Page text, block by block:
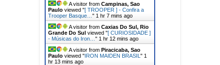
A visitor from Campinas, Sao
Paulo viewed "[ TROOPER ] - Confira a
Trooper Basque… " 1 hr 7 mins ago
A visitor from Caxias Do Sul, Rio
Grande Do Sul viewed "[ CURIOSIDADE ]
- Músicas do Iron… " 1 hr 12 mins ago
A visitor from Piracicaba, Sao
Paulo viewed "IRON MAIDEN BRASIL " 1
hr 13 mins ago